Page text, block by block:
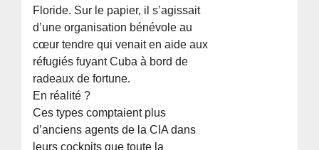
Floride. Sur le papier, il s’agissait
d’une organisation bénévole au
cœur tendre qui venait en aide aux
réfugiés fuyant Cuba à bord de
radeaux de fortune.
En réalité ?
Ces types comptaient plus
d’anciens agents de la CIA dans
leurs cockpits que toute la